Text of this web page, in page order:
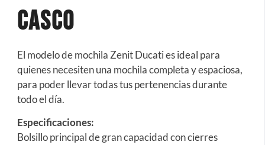
Casco
El modelo de mochila Zenit Ducati es ideal para
quienes necesiten una mochila completa y espaciosa,
para poder llevar todas tus pertenencias durante
todo el día.
Especificaciones:
Bolsillo principal de gran capacidad con cierres